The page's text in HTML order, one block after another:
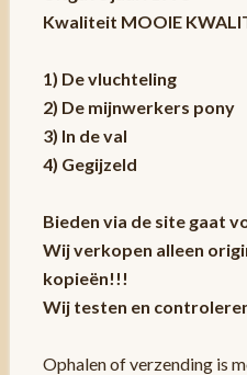
Kwaliteit MOOIE
1) De vluchteling
2) De mijnwerkers pony
3) In de val
4) Gegijzeld
Bieden via de site gaat
Wij verkopen alleen
kopieën!!!
Wij testen en
Ophalen of verzending is